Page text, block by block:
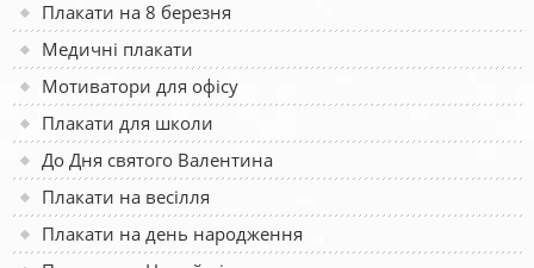
Плакати на 8 березня
Медичні плакати
Мотиватори для офісу
Плакати для школи
До Дня святого Валентина
Плакати на весілля
Плакати на день народження